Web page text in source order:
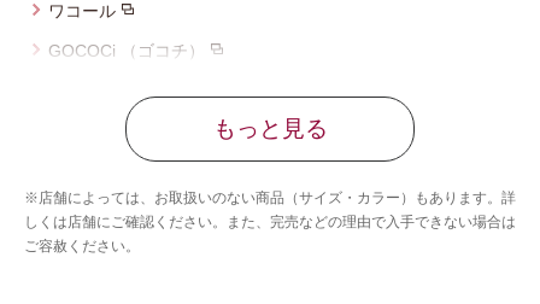
ワコール
GOCOCi （ゴコチ）
ウイング／レシアージュ
ウイング／ティーン
ブロス バイ ワコールメン
もっと見る
※店舗によっては、お取扱いのない商品（サイズ・カラー）もあります。詳
しくは店舗にご確認ください。また、完売などの理由で入手できない場合は
ご容赦ください。